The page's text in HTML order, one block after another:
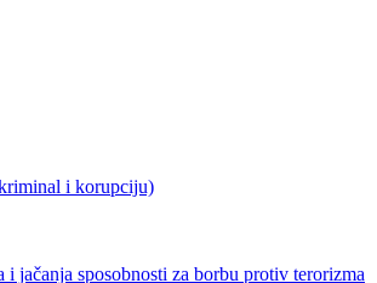
i korupciju)
jačanja sposobnosti za borbu protiv terorizma